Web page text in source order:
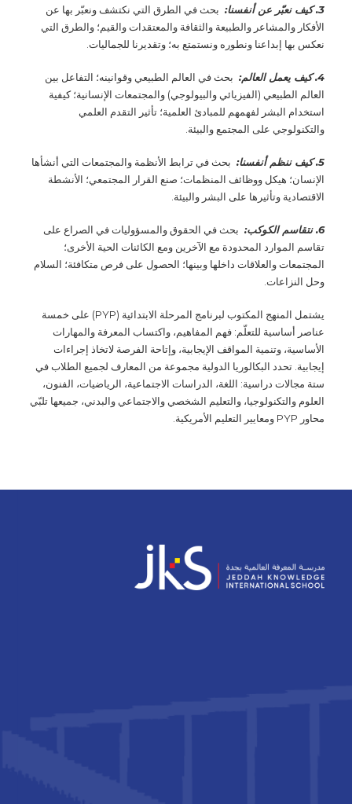
بحث في الطرق التي نكتشف ونعبّر بها عن
الأفكار والمشاعر والطبيعة والثقافة والمعتقدات والقيم؛ والطرق التي
نعكس بها إبداعنا ونطوره ونستمتع به؛ وتقديرنا للجماليات.
بحث في العالم الطبيعي وقوانينه؛ التفاعل بين
العالم الطبيعي (الفيزيائي والبيولوجي) والمجتمعات الإنسانية؛ كيفية
استخدام البشر لفهمهم للمبادئ العلمية؛ تأثير التقدم العلمي
والتكنولوجي على المجتمع والبيئة.
بحث في ترابط الأنظمة والمجتمعات التي أنشأها
الإنسان؛ هيكل ووظائف المنظمات؛ صنع القرار المجتمعي؛ الأنشطة
الاقتصادية وتأثيرها على البشر والبيئة.
بحث في الحقوق والمسؤوليات في الصراع على
تقاسم الموارد المحدودة مع الآخرين ومع الكائنات الحية الأخرى؛
المجتمعات والعلاقات داخلها وبينها؛ الحصول على فرص متكافئة؛ السلام
وحل النزاعات.
يشتمل المنهج المكتوب لبرنامج المرحلة الابتدائية (PYP) على خمسة
عناصر أساسية للتعلّم: فهم المفاهيم، واكتساب المعرفة والمهارات
الأساسية، وتنمية المواقف الإيجابية، وإتاحة الفرصة لاتخاذ إجراءات
إيجابية. تحدد البكالوريا الدولية مجموعة من المعارف لجميع الطلاب في
ستة مجالات دراسية: اللغة، الدراسات الاجتماعية، الرياضيات، الفنون،
العلوم والتكنولوجيا، والتعليم الشخصي والاجتماعي والبدني، جميعها تلبّي
محاور PYP ومعايير التعليم الأمريكية.